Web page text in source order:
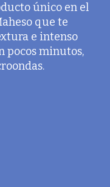
único en el
que te
e intenso
pocos minutos,